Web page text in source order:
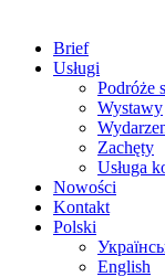
Brief
Usługi
Podróże
Wystawy
Zachęty
Usługa
Nowości
Kontakt
Polski
English